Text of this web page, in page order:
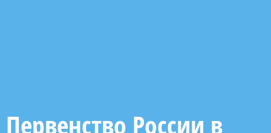
Первенство России в